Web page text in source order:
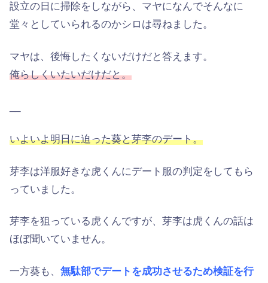
設立の日に掃除をしながら、マヤになんでそんなに
堂々としていられるのかシロは尋ねました。
マヤは、後悔したくないだけだと答えます。
俺らしくいたいだけだと。
いよいよ明日に迫った葵と芽李のデート。
芽李は洋服好きな虎くんにデート服の判定をしてもら
っていました。
芽李を狙っている虎くんですが、芽李は虎くんの話は
ほぼ聞いていません。
一方葵も、 無駄部でデートを成功させるため検証を行